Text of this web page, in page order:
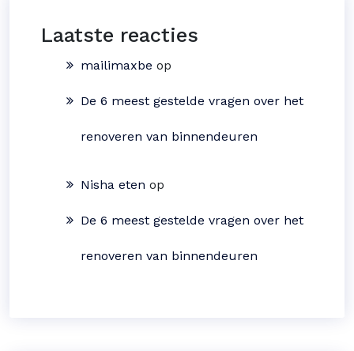
Laatste reacties
mailimaxbe op
De 6 meest gestelde vragen over het
renoveren van binnendeuren
Nisha eten op
De 6 meest gestelde vragen over het
renoveren van binnendeuren